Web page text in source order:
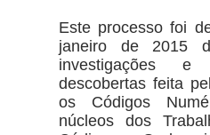
Este processo foi
janeiro de 2015
investigações
descobertas feita
os Códigos
núcleos dos